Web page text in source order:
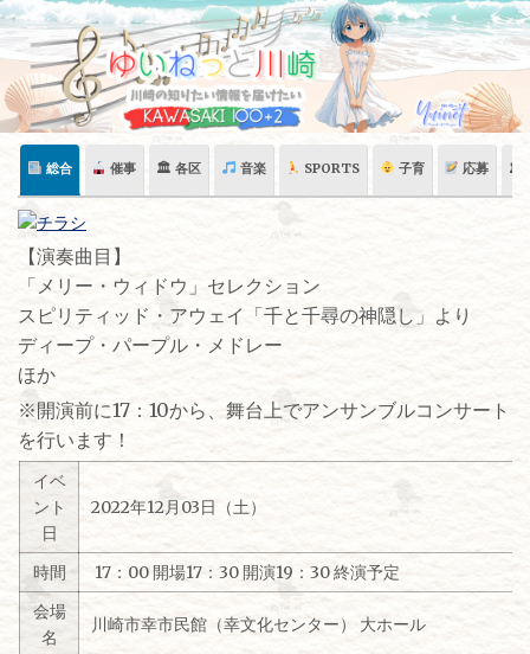
Skip
content
総合 催事 🏛 各区 音楽 SPORTS 子育 応募 🏛
【演奏曲目】
「メリー・ウィドウ」セレクション
スピリティッド・アウェイ「千と千尋の神隠し」より
ディープ・パープル・メドレー
ほか
※開演前に17：10から、舞台上でアンサンブルコンサート
を行います！
イベ
ント
日
2022年12月03日（土）
時間
17：00 開場17：30 開演19：30 終演予定
会場
名
川崎市幸市民館（幸文化センター） 大ホール